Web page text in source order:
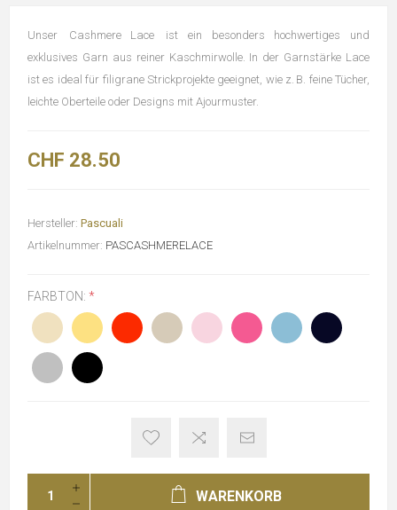
Unser Cashmere Lace ist ein besonders hochwertiges und
exklusives Garn aus reiner Kaschmirwolle. In der Garnstärke Lace
ist es ideal für filigrane Strickprojekte geeignet, wie z. B. feine Tücher,
leichte Oberteile oder Designs mit Ajourmuster.
CHF 28.50
Hersteller: Pascuali
Artikelnummer: PASCASHMERELACE
FARBTON: *
WARENKORB